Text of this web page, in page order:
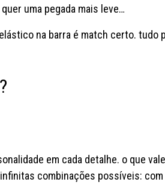
uma pegada mais leve…
na barra é match certo. tudo
em cada detalhe. o que
combinações possíveis: